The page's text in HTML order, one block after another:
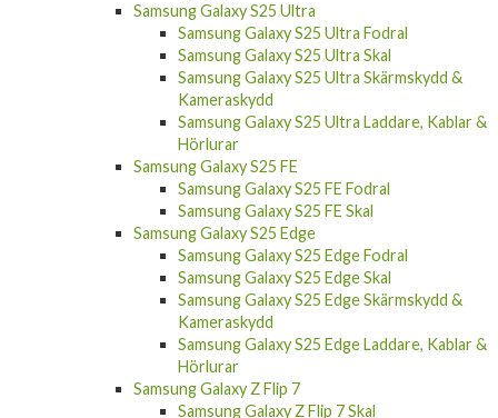
Samsung Galaxy S25 Ultra
Samsung Galaxy S25 Ultra Fodral
Samsung Galaxy S25 Ultra Skal
Samsung Galaxy S25 Ultra Skärmskydd &
Kameraskydd
Samsung Galaxy S25 Ultra Laddare, Kablar &
Hörlurar
Samsung Galaxy S25 FE
Samsung Galaxy S25 FE Fodral
Samsung Galaxy S25 FE Skal
Samsung Galaxy S25 Edge
Samsung Galaxy S25 Edge Fodral
Samsung Galaxy S25 Edge Skal
Samsung Galaxy S25 Edge Skärmskydd &
Kameraskydd
Samsung Galaxy S25 Edge Laddare, Kablar &
Hörlurar
Samsung Galaxy Z Flip 7
Samsung Galaxy Z Flip 7 Skal